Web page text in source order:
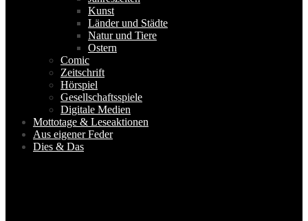
Kunst
Länder und Städte
Natur und Tiere
Ostern
Comic
Zeitschrift
Hörspiel
Gesellschaftsspiele
Digitale Medien
Mottotage & Leseaktionen
Aus eigener Feder
Dies & Das